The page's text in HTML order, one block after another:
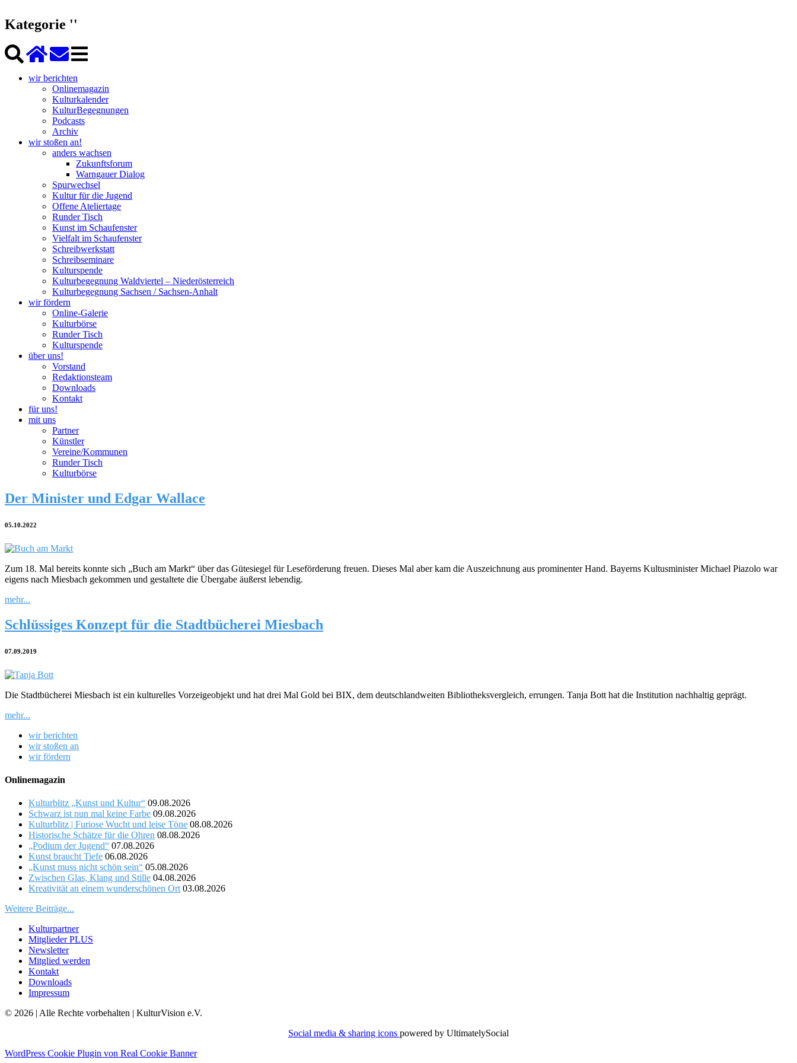
Kategorie ''
wir berichten
Onlinemagazin
Kulturkalender
KulturBegegnungen
Podcasts
Archiv
wir stoßen an!
anders wachsen
Zukunftsforum
Warngauer Dialog
Spurwechsel
Kultur für die Jugend
Offene Ateliertage
Runder Tisch
Kunst im Schaufenster
Vielfalt im Schaufenster
Schreibwerkstatt
Schreibseminare
Kulturspende
Kulturbegegnung Waldviertel – Niederösterreich
Kulturbegegnung Sachsen / Sachsen-Anhalt
wir fördern
Online-Galerie
Kulturbörse
Runder Tisch
Kulturspende
über uns!
Vorstand
Redaktionsteam
Downloads
Kontakt
für uns!
mit uns
Partner
Künstler
Vereine/Kommunen
Runder Tisch
Kulturbörse
Der Minister und Edgar Wallace
05.10.2022
Zum 18. Mal bereits konnte sich „Buch am Markt“ über das Gütesiegel für Leseförderung freuen. Dieses Mal aber kam die Auszeichnung aus prominenter Hand. Bayerns Kultusminister Michael Piazolo war
eigens nach Miesbach gekommen und gestaltete die Übergabe äußerst lebendig.
mehr...
Schlüssiges Konzept für die Stadtbücherei Miesbach
07.09.2019
Die Stadtbücherei Miesbach ist ein kulturelles Vorzeigeobjekt und hat drei Mal Gold bei BIX, dem deutschlandweiten Bibliotheksvergleich, errungen. Tanja Bott hat die Institution nachhaltig geprägt.
mehr...
wir berichten
wir stoßen an
wir fördern
Onlinemagazin
Kulturblitz „Kunst und Kultur“ 09.08.2026
Schwarz ist nun mal keine Farbe 09.08.2026
Kulturblitz | Furiose Wucht und leise Töne 08.08.2026
Historische Schätze für die Ohren 08.08.2026
„Podium der Jugend“ 07.08.2026
Kunst braucht Tiefe 06.08.2026
„Kunst muss nicht schön sein“ 05.08.2026
Zwischen Glas, Klang und Stille 04.08.2026
Kreativität an einem wunderschönen Ort 03.08.2026
Weitere Beiträge...
Kulturpartner
Mitglieder PLUS
Newsletter
Mitglied werden
Kontakt
Downloads
Impressum
© 2026 | Alle Rechte vorbehalten | KulturVision e.V.
Social media & sharing icons powered by UltimatelySocial
WordPress Cookie Plugin von Real Cookie Banner